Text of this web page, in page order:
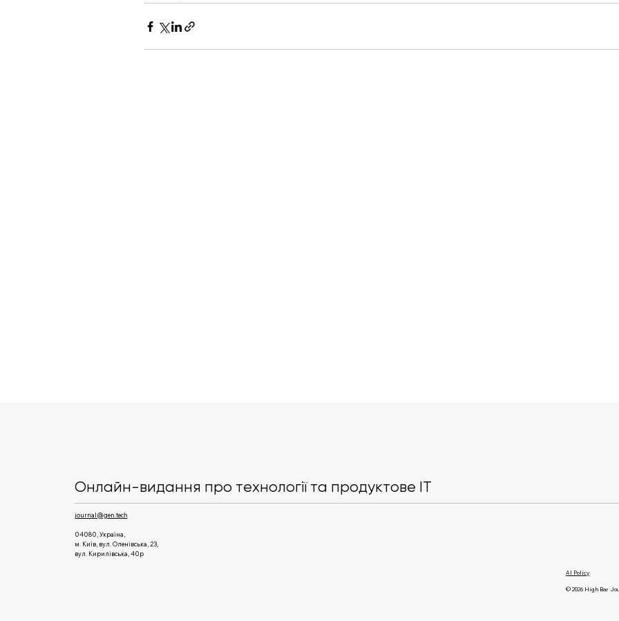
вірусів, що заражають
бактерії
Онлайн-видання про технології та продуктове IT
journal@gen.tech
04080, Україна,
м. Київ, вул. Оленівська, 23,​
вул. Кирилівська, 40р
AI Policy
© 2026 High Bar